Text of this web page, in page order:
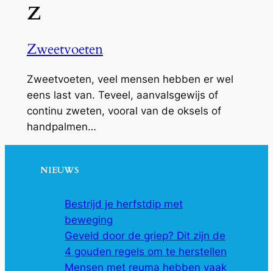
Z
Zweetvoeten
Zweetvoeten, veel mensen hebben er wel
eens last van. Teveel, aanvalsgewijs of
continu zweten, vooral van de oksels of
handpalmen…
NIEUWS
Bestrijd je herfstdip met
beweging
Geveld door de griep? Dit zijn de
4 gouden regels om te herstellen
Mensen met reuma hebben vaak